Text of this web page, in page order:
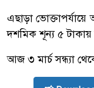
এছাড়া
দশমিক শূন্য ৫ টাকায়
আজ ৩ মার্চ সন্ধ্যা